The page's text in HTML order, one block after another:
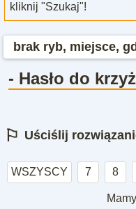
kliknij "Szukaj"!
brak ryb, miejsce,
- Hasło do
⚐ Uściślij
WSZYSCY 7 8
Mamy